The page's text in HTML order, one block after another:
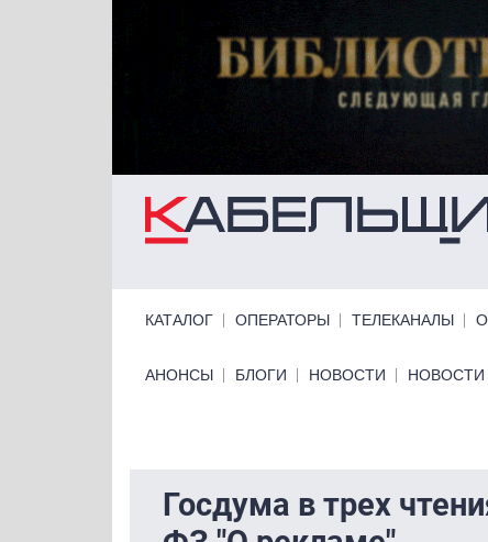
КАТАЛОГ ОПЕРАТОРЫ ТЕЛЕКАНАЛЫ
Primary links bottom
АНОНСЫ БЛОГИ НОВОСТИ НОВОСТИ
Госдума в трех